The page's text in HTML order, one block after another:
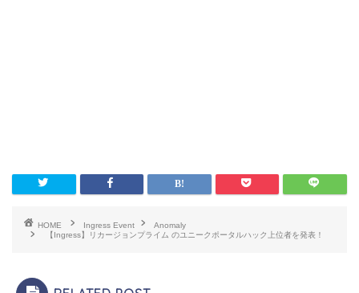
HOME Ingress Event
Anomaly
【Ingress】リカージョンプライム のユニークポータルハック上位者を発表！